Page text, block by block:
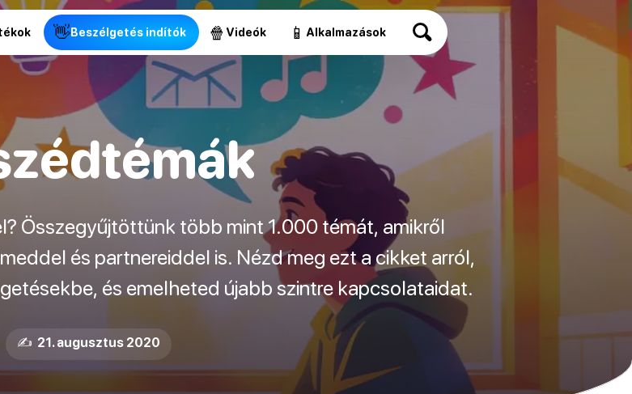
👋Beszélgetés indítók 🍿 Videók 📱 Alkalmazások
Összegyűjtöttünk több mint 1.000 témát, amikről
és partnereiddel is. Nézd meg ezt a cikket arról,
és emelheted újabb szintre kapcsolataidat.
✍️ 21. augusztus 2020